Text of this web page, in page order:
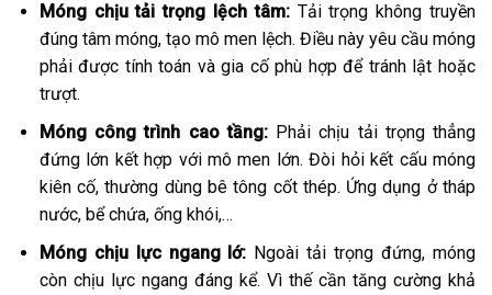
Móng chịu tải trọng lệch tâm:Tải trọng không truyền
đúng tâm móng, tạo mô men lệch. Điều này yêu cầu móng
phải được tính toán và gia cố phù hợp để tránh lật hoặc
trượt.
Móng công trình cao tầng:Phải chịu tải trọng thẳng
đứng lớn kết hợp với mô men lớn. Đòi hỏi kết cấu móng
kiên cố, thường dùng bê tông cốt thép. Ứng dụng ở tháp
nước, bể chứa, ống khói,…
Móng chịu lực ngang lớ: Ngoài tải trọng đứng, móng
còn chịu lực ngang đáng kể. Vì thế cần tăng cường khả